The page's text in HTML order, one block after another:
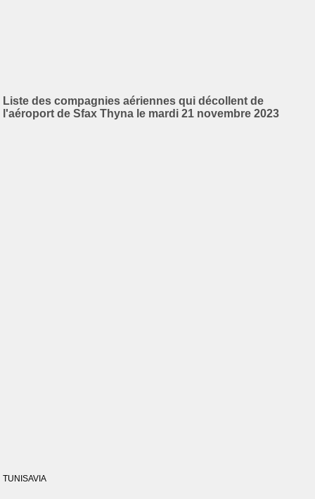
Liste des compagnies aériennes qui décollent de
l'aéroport de Sfax Thyna le mardi 21 novembre 2023
TUNISAVIA